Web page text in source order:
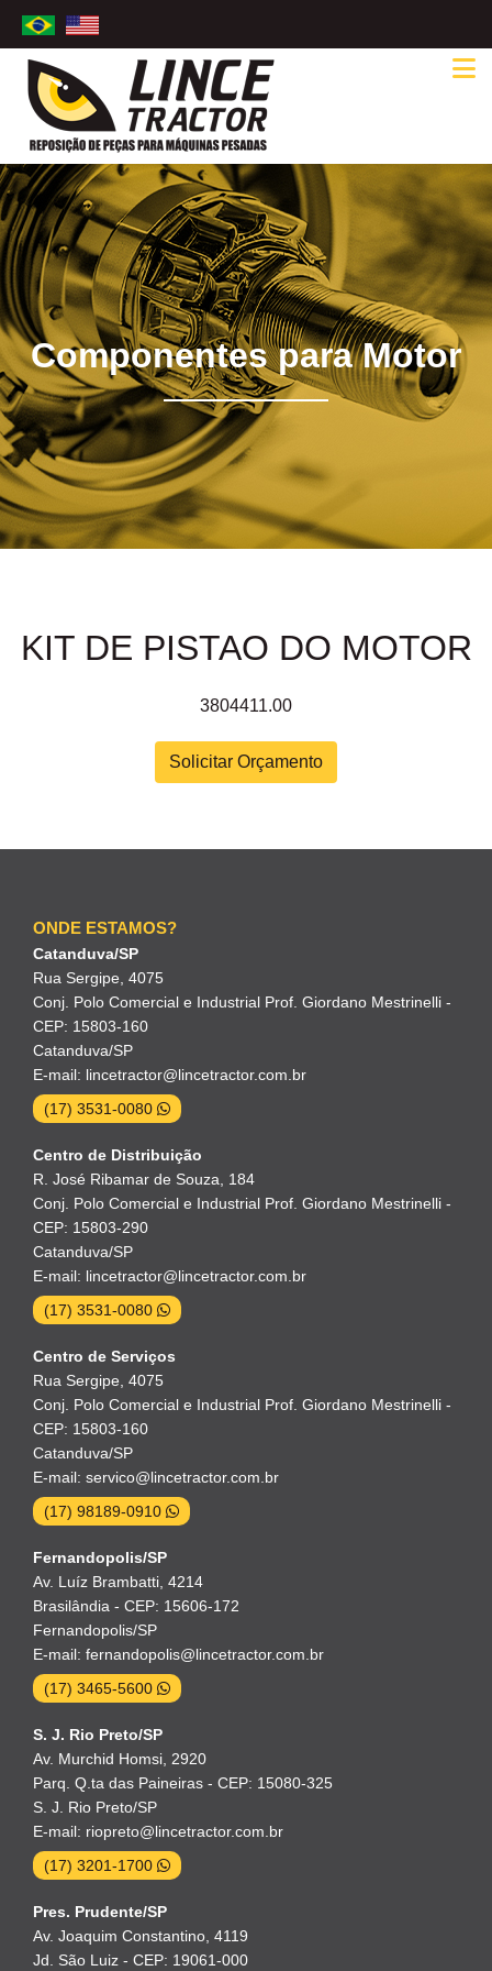
Componentes para Motor
KIT DE PISTAO DO MOTOR
3804411.00
Solicitar Orçamento
ONDE ESTAMOS?
Catanduva/SP
Rua Sergipe, 4075
Conj. Polo Comercial e Industrial Prof. Giordano Mestrinelli -
CEP: 15803-160
Catanduva/SP
E-mail: lincetractor@lincetractor.com.br
(17) 3531-0080
Centro de Distribuição
R. José Ribamar de Souza, 184
Conj. Polo Comercial e Industrial Prof. Giordano Mestrinelli -
CEP: 15803-290
Catanduva/SP
E-mail: lincetractor@lincetractor.com.br
(17) 3531-0080
Centro de Serviços
Rua Sergipe, 4075
Conj. Polo Comercial e Industrial Prof. Giordano Mestrinelli -
CEP: 15803-160
Catanduva/SP
E-mail: servico@lincetractor.com.br
(17) 98189-0910
Fernandopolis/SP
Av. Luíz Brambatti, 4214
Brasilândia - CEP: 15606-172
Fernandopolis/SP
E-mail: fernandopolis@lincetractor.com.br
(17) 3465-5600
S. J. Rio Preto/SP
Av. Murchid Homsi, 2920
Parq. Q.ta das Paineiras - CEP: 15080-325
S. J. Rio Preto/SP
E-mail: riopreto@lincetractor.com.br
(17) 3201-1700
Pres. Prudente/SP
Av. Joaquim Constantino, 4119
Jd. São Luiz - CEP: 19061-000